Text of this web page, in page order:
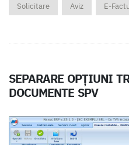
Solicitare Aviz E-
SEPARARE OPȚIUNI
DOCUMENTE SPV